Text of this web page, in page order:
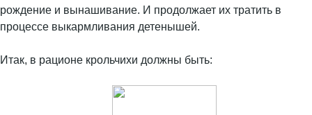
рождение и вынашивание. И продолжает их тратить в
процессе выкармливания детенышей.
Итак, в рационе крольчихи должны быть: